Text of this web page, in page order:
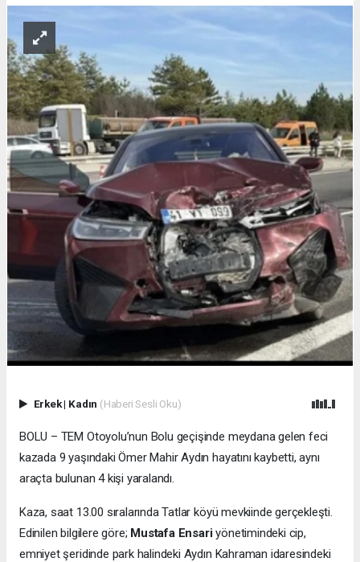
Erkek| Kadın (Haberi Sesli Oku)
BOLU – TEM Otoyolu’nun Bolu geçişinde meydana gelen feci
kazada 9 yaşındaki Ömer Mahir Aydın hayatını kaybetti, aynı
araçta bulunan 4 kişi yaralandı.
Kaza, saat 13.00 sıralarında Tatlar köyü mevkiinde gerçekleşti.
Edinilen bilgilere göre; Mustafa Ensariyönetimindeki cip,
emniyet şeridinde park halindeki Aydın Kahraman idaresindeki